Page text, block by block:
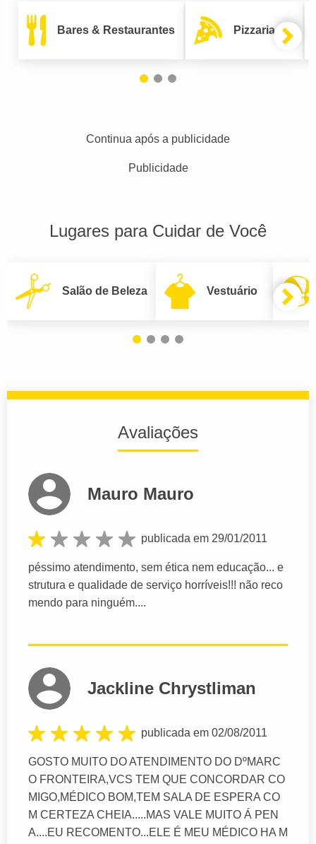
Bares & Restaurantes Pizzarias
Continua após a publicidade
Publicidade
Lugares para Cuidar de Você
Salão de Beleza Vestuário
Avaliações
Mauro Mauro
publicada em 29/01/2011
péssimo atendimento, sem ética nem educação... e
strutura e qualidade de serviço horríveis!!! não reco
mendo para ninguém....
Jackline Chrystliman
publicada em 02/08/2011
GOSTO MUITO DO ATENDIMENTO DO DºMARC
O FRONTEIRA,VCS TEM QUE CONCORDAR CO
MIGO,MÉDICO BOM,TEM SALA DE ESPERA CO
M CERTEZA CHEIA.....MAS VALE MUITO Á PEN
A....EU RECOMENTO...ELE É MEU MÉDICO HA M